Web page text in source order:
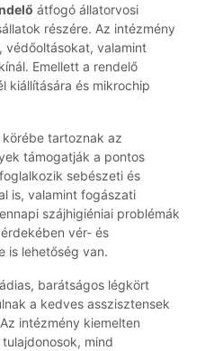
átfogó állatorvosi
részére. Az intézmény
védőoltásokat, valamint
Emellett a rendelő
kiállítására és mikrochip
tartoznak az
támogatják a pontos
sebészeti és
is, valamint fogászati
szájhigiéniai problémák
vér- és
is lehetőség van.
barátságos légkört
a kedves asszisztensek
intézmény kiemelten
mind